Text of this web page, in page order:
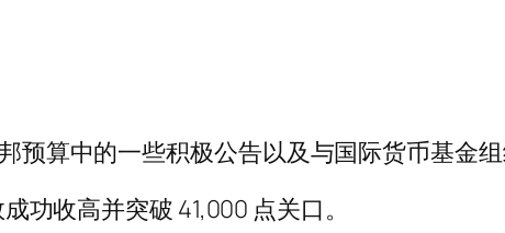
预算中的一些积极公告以及与国际货币基金
功收高并突破 41,000 点关口。